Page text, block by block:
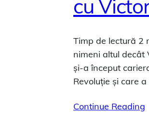
cu
Timp de lectură 2
nimeni altul decât
și-a început
Revoluție și care
Continue Reading